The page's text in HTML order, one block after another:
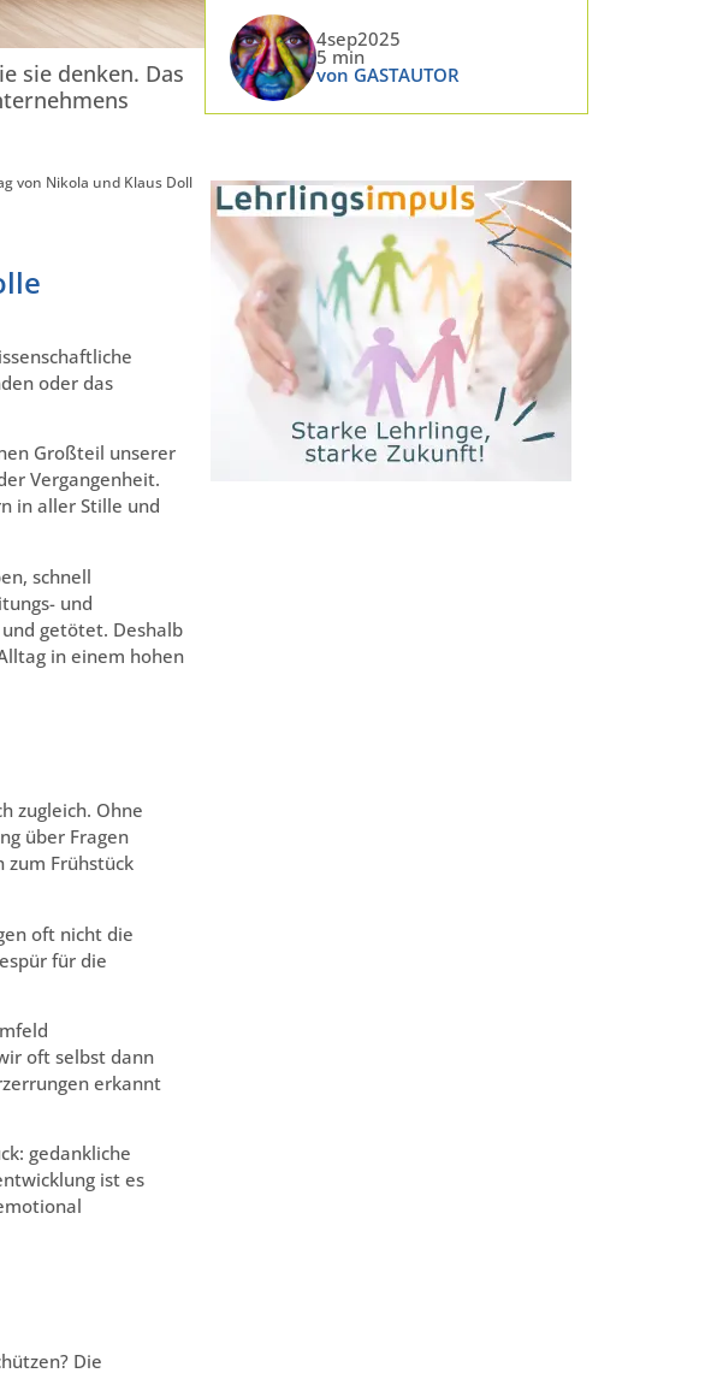
sie denken. Das
von Nikola und Klaus Doll
oder das
Großteil unserer
Vergangenheit.
in aller Stille und
schnell
und
getötet. Deshalb
in einem hohen
zugleich. Ohne
über Fragen
zum Frühstück
oft nicht die
für die
oft selbst dann
erkannt
gedankliche
ist es
Die
4sep2025
5 min
von GASTAUTOR